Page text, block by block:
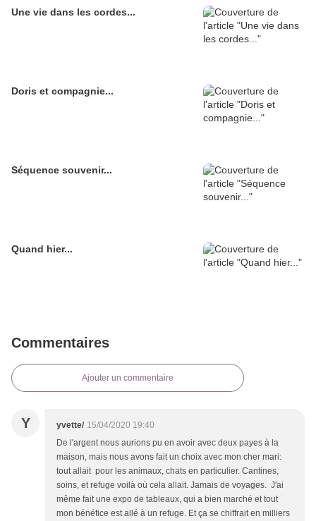
Une vie dans les cordes...
Doris et compagnie...
Séquence souvenir...
Quand hier...
Commentaires
Ajouter un commentaire
Y yvette/ 15/04/2020 19:40
De l'argent nous aurions pu en avoir avec deux payes à la
maison, mais nous avons fait un choix avec mon cher mari:
tout allait pour les animaux, chats en particulier. Cantines,
soins, et refuge voilà où cela allait. Jamais de voyages. J'ai
même fait une expo de tableaux, qui a bien marché et tout
mon bénéfice est allé à un refuge. Et ça se chiffrait en milliers